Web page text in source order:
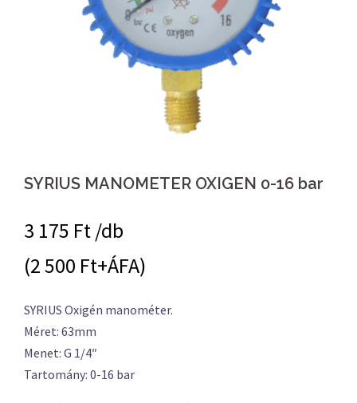
SYRIUS MANOMETER OXIGEN 0-16 bar
3 175 Ft /db
(2 500 Ft+ÁFA)
SYRIUS Oxigén manométer.
Méret: 63mm
Menet: G 1/4″
Tartomány: 0-16 bar